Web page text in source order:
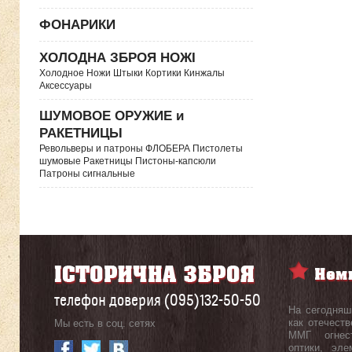
ФОНАРИКИ
ХОЛОДНА ЗБРОЯ НОЖІ
Холодное Ножи Штыки Кортики Кинжалы
Аксессуары
ШУМОВОЕ ОРУЖИЕ и
РАКЕТНИЦЫ
Револьверы и патроны ФЛОБЕРА Пистолеты
шумовые Ракетницы Пистоны-капсюли
Патроны сигнальные
телефон доверия (095)132-50-50
Мы есть в соц. сетях
На
как
ММГ
оптики,